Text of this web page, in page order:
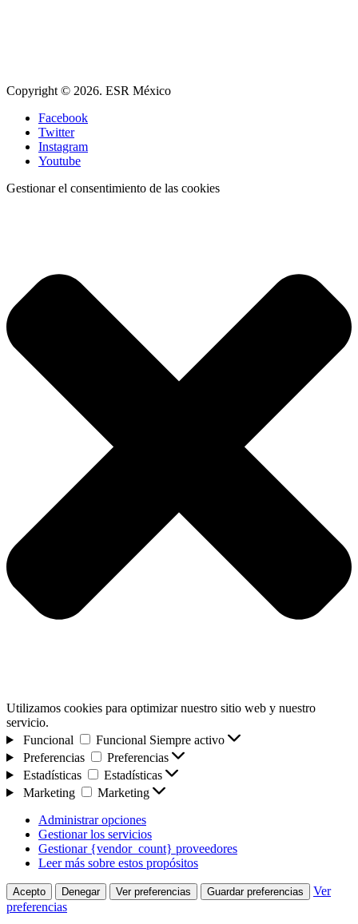
Copyright © 2026. ESR México
Facebook
Twitter
Instagram
Youtube
Gestionar el consentimiento de las cookies
Utilizamos cookies para optimizar nuestro sitio web y nuestro
servicio.
Funcional
Funcional Siempre activo
Preferencias
Preferencias
Estadísticas
Estadísticas
Marketing
Marketing
Administrar opciones
Gestionar los servicios
Gestionar {vendor_count} proveedores
Leer más sobre estos propósitos
Acepto Denegar Ver preferencias Guardar preferencias
Ver
preferencias